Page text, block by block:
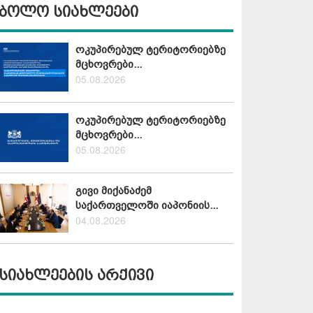
სიახლეები
ოკუპირებულ ტერიტორიებზე
მცხოვრები...
05.08.2026
ოკუპირებულ ტერიტორიებზე
მცხოვრები...
05.08.2026
გივი მიქანაძემ
საქართველოში იაპონიის...
04.08.2026
არქივი